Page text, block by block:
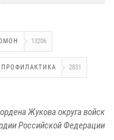
13206
ПРОФИЛАКТИКА 2831
Жукова округа войск
Российской Федерации